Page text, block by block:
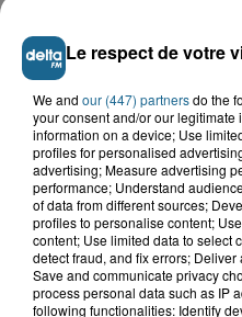
9 000 km
6 août 2026
ans qui
6 août 2026
Risque
vous ne
Le respect de votre
We and our (447) partnersdo the
your consent and/or our legitimate
information on a device; Use
profiles for personalised
advertising; Measure advertising
performance; Understand
of data from different sources;
profiles to personalise content;
content; Use limited data to select
detect fraud, and fix errors;
Save and communicate privacy
process personal data such as IP
following functionalities: Identify